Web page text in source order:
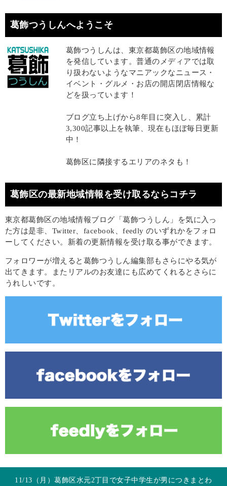
葛飾つうしんへようこそ
葛飾つうしんは、東京都葛飾区の地域情報
を発信しています。普通のメディアでは取
り扱わないようなマニアックなニュース・
イベント・グルメ・お店の開店閉店情報な
どを扱っています！
ブログ立ち上げから8年目に突入し、累計
3,300記事以上を執筆、現在もほぼ毎日更新
中！
葛飾区に隣接するエリアのネタも！
葛飾区の最新地域情報を受け取るならコチラ
東京都葛飾区の地域情報ブログ「葛飾つうしん」を気に入っ
た方は是非、Twitter、facebook、feedly のいずれかをフォロ
ーしてください。新着の更新情報を受け取る事ができます。
フォロワーが増えると葛飾つうしん編集部もさらにやる気が
出てきます。またリアルのお友達にも広めてくれるとさらに
うれしいです。
11/13（月）葛飾区水元2丁目で女子中学生が男につきまとわ